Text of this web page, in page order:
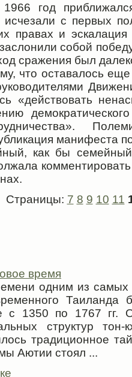
год
исчезали с первых
правах и
собой
сражения был
что оставалось
«действовать
манифеста
как бы
Страницы: 7 8 9 10 11
время
одним из самых
Таиланда
с 1350 по 1767 гг.
структур
традиционное
Аютии стоял ...